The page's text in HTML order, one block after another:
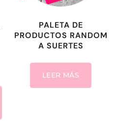
PALETA DE
PRODUCTOS RANDOM
A SUERTES
LEER MÁS